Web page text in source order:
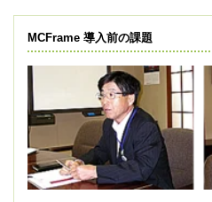
MCFrame 導入前の課題